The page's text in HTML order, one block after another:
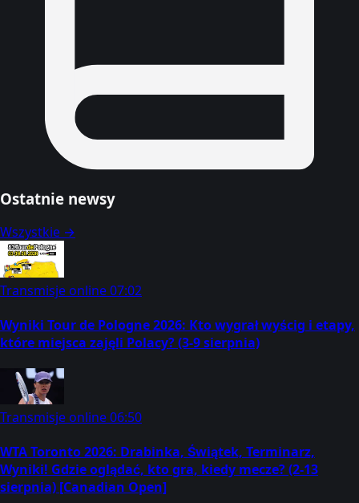
Ostatnie newsy
Wszystkie →
Transmisje online07:02
Wyniki Tour de Pologne 2026: Kto wygrał wyścig i etapy,
które miejsca zajęli Polacy? (3-9 sierpnia)
Transmisje online06:50
WTA Toronto 2026: Drabinka, Świątek, Terminarz,
Wyniki! Gdzie oglądać, kto gra, kiedy mecze? (2-13
sierpnia) [Canadian Open]